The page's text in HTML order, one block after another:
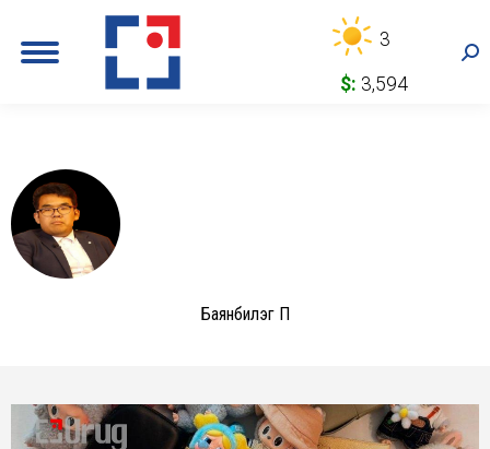
3
$: 3,594
Баянбилэг П